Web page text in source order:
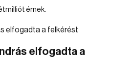
érnek.
elfogadta a